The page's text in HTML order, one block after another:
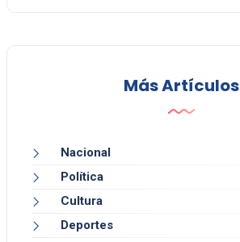
Más Artículos
Nacional
Política
Cultura
Deportes